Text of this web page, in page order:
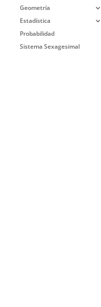
Geometría
Estadística
Probabilidad
Sistema Sexagesimal